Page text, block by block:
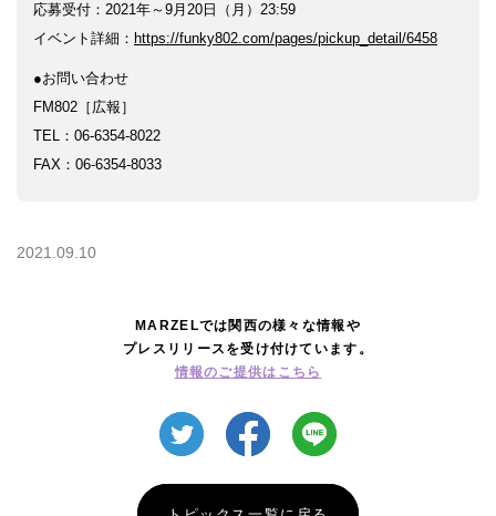
頓堀
2021.09.10
応募受付：2021年～9月20日（月）23:59
イベント詳細： https://funky802.com/pages/pickup_detail/6458
●お問い合わせ
FM802［広報］
TEL：06-6354-8022
FAX：06-6354-8033
MARZELでは関西の様々な情報や
プレスリリースを受け付けています。
情報のご提供はこちら